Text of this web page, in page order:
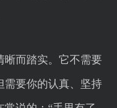
晰而踏实。它不需要
需要你的认真、坚持